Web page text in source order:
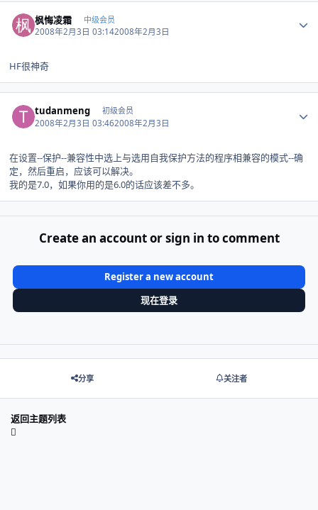
枫悔凌霜 中级会员
2008年2月3日 03:142008年2月3日
HF很神奇
tudanmeng 初级会员
2008年2月3日 03:462008年2月3日
在设置--保护--兼容性中选上与选用自我保护方法的程序相兼容的模式--确
定，然后重启，应该可以解决。
我的是7.0，如果你用的是6.0的话应该差不多。
Create an account or sign in to comment
Register a new account
现在登录
分享 关注者
返回主题列表